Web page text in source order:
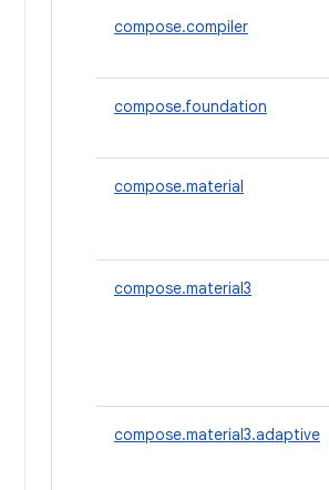
compose.compiler
compose.foundation
compose.material
compose.material3
compose.material3.adaptive